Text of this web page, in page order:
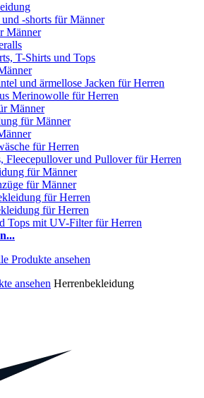
und -shorts für Männer
Männer
T-Shirts und Tops
und ärmellose Jacken für Herren
Merinowolle für Herren
Männer
für Männer
für Herren
Fleecepullover und Pullover für Herren
für Männer
für Männer
für Herren
für Herren
Tops mit UV-Filter für Herren
ansehen Herrenbekleidung